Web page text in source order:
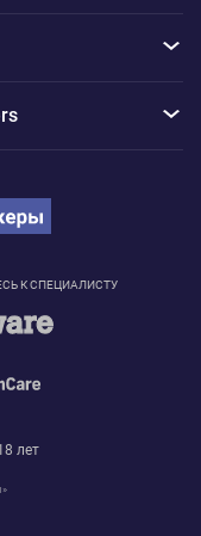
К СПЕЦИАЛИСТУ
лет